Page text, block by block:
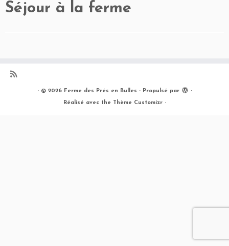
Séjour à la ferme
· © 2026 Ferme des Prés en Bulles · Propulsé par ·
Réalisé avec the Thème Customizr·